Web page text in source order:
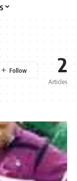
2
Articles